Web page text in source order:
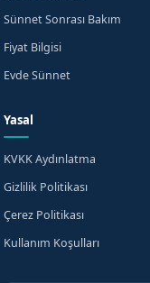
Sünnet Sonrası Bakım
Fiyat Bilgisi
Evde Sünnet
Yasal
KVKK Aydınlatma
Gizlilik Politikası
Çerez Politikası
Kullanım Koşulları